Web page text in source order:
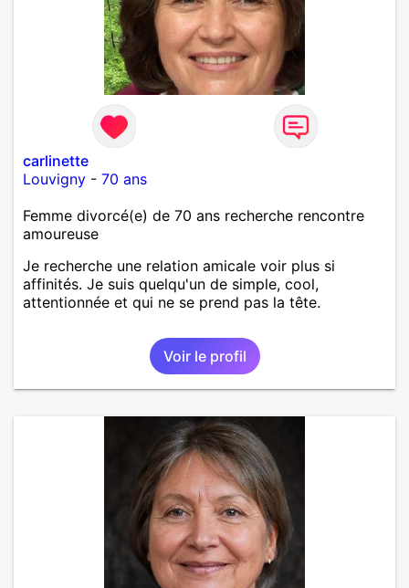
carlinette
Louvigny - 70 ans
Femme divorcé(e) de 70 ans recherche rencontre
amoureuse
Je recherche une relation amicale voir plus si
affinités. Je suis quelqu'un de simple, cool,
attentionnée et qui ne se prend pas la tête.
Voir le profil